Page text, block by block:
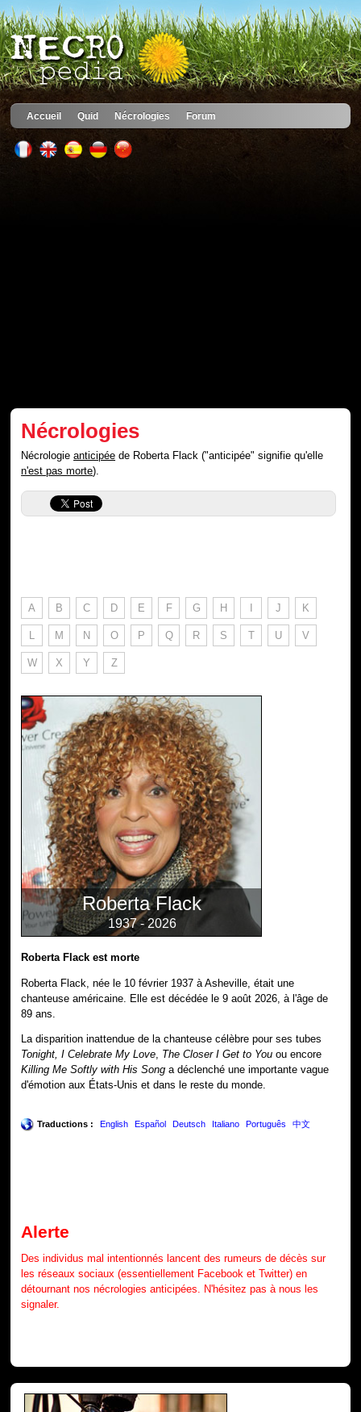
Accueil Quid Nécrologies Forum
Nécrologies
Nécrologieanticipée de Roberta Flack ("anticipée" signifie qu'elle
n'est pas morte).
A B C D E F G H I J K
L M N O P Q R S T U V
W X Y Z
Roberta Flack
1937 - 2026
Roberta Flack est morte
Roberta Flack, née le 10 février 1937 à Asheville, était une
chanteuse américaine. Elle est décédée le 9 août 2026, à l'âge de
89 ans.
La disparition inattendue de la chanteuse célèbre pour ses tubes
Tonight, I Celebrate My Love, The Closer I Get to You ou encore
Killing Me Softly with His Song a déclenché une importante vague
d'émotion aux États-Unis et dans le reste du monde.
Traductions : English Español Deutsch Italiano Português 中文
Alerte
Des individus mal intentionnés lancent des rumeurs de décès sur
les réseaux sociaux (essentiellement Facebook et Twitter) en
détournant nos nécrologies anticipées. N'hésitez pas à nous les
signaler.